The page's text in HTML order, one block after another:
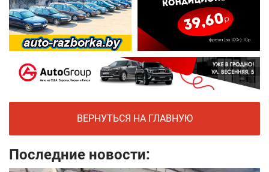
ВЕРНУТЬСЯ НА ГЛАВНУЮ
Последние новости: